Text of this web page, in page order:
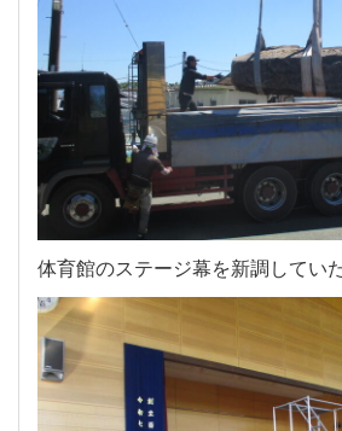
体育館のステージ幕を新調してい